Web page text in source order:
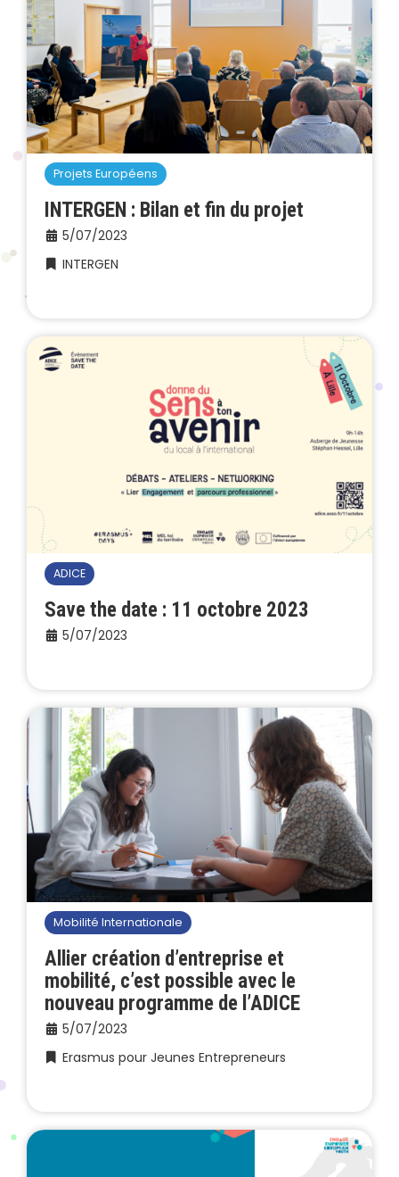
Projets Européens
INTERGEN : Bilan et fin du projet
5/07/2023
INTERGEN
ADICE
Save the date : 11 octobre 2023
5/07/2023
Mobilité Internationale
Allier création d’entreprise et
mobilité, c’est possible avec le
nouveau programme de l’ADICE
5/07/2023
Erasmus pour Jeunes Entrepreneurs